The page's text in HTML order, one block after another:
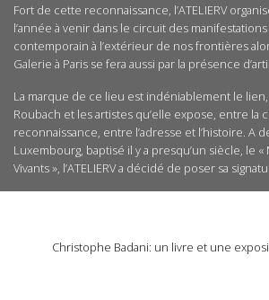
Fort de cette reconnaissance, l’ATELIERV
l’année à venir dans le circuit des
contemporain à l’extérieur de nos frontières
Galerie à Paris se fera aussi par la présence
La marque de ce lieu est indéniablement le
Roubach et les artistes qu’elle expose, entre la
reconnaissance, entre l’adresse et l’histoire. A
Luxembourg, baptisé il y a presqu’un siècle, le
Vivants », l’ATELIERV a décidé de poser sa
Christophe Badani: un livre et une